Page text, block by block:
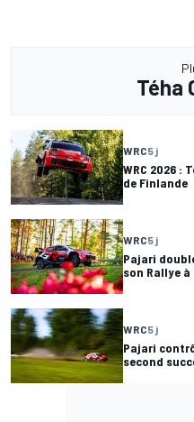
Téha
WRC5 j
WRC 2026 :
de Finlande
WRC5 j
Pajari
son Rallye
WRC5 j
Pajari
second